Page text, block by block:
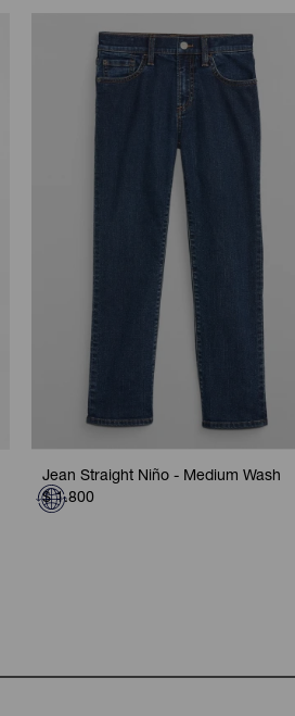
Jean Straight Niño - Medium Wash
$ 1.800